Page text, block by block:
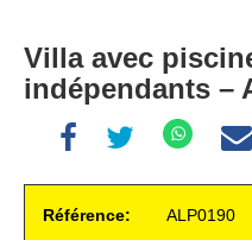
Villa avec
indépendants –
Référence:
ALP0190